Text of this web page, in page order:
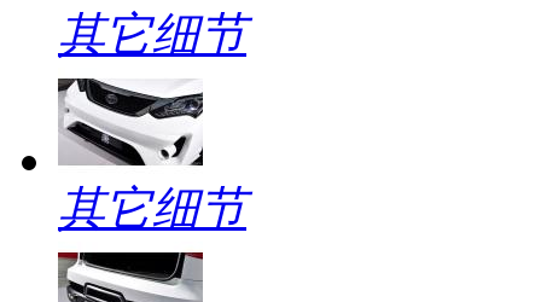
其它细节
其它细节